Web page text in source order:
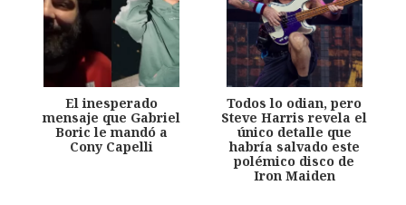
El inesperado
mensaje que Gabriel
Boric le mandó a
Cony Capelli
Todos lo odian, pero
Steve Harris revela el
único detalle que
habría salvado este
polémico disco de
Iron Maiden